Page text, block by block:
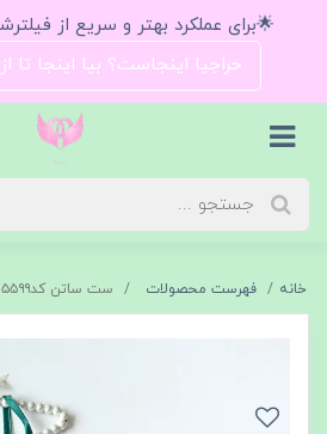
🌟برای عملکرد بهتر و سریع از
حراجیا اینجاست؟ بیا اینجا تا
خانه فهرست محصولات ست ساتن کد۵۵۹۹